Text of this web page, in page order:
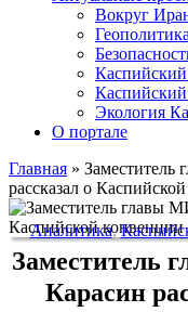
Вокруг
Каспийский
Экология
О портале
Главная »
рассказал о
Аналитика,
Заместитель
Карасин